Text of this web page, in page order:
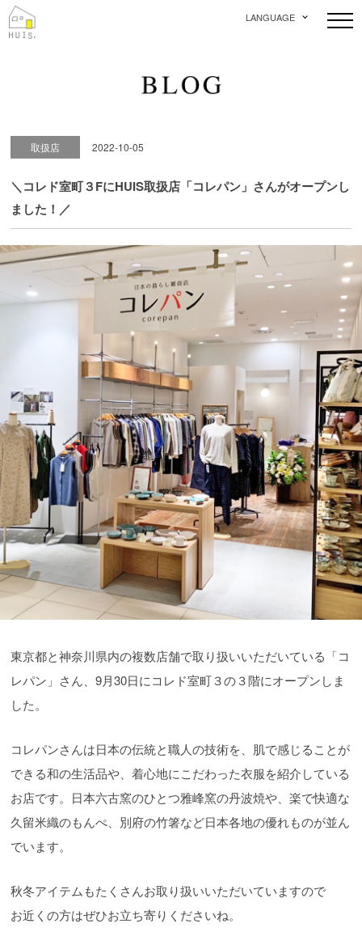
LANGUAGE
取扱店 2022-10-05
＼コレド室町３FにHUIS取扱店「コレパン」さんがオープンし
ました！／
東京都と神奈川県内の複数店舗で取り扱いいただいている「コ
レパン」さん、9月30日にコレド室町３の３階にオープンしま
した。
コレパンさんは日本の伝統と職人の技術を、肌で感じることが
できる和の生活品や、着心地にこだわった衣服を紹介している
お店です。日本六古窯のひとつ雅峰窯の丹波焼や、楽で快適な
久留米織のもんぺ、別府の竹箸など日本各地の優れものが並ん
でいます。
秋冬アイテムもたくさんお取り扱いいただいていますので
お近くの方はぜひお立ち寄りくださいね。